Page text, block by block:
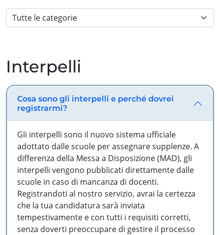
Interpelli
Cosa sono gli interpelli e perché dovrei
registrarmi?
Gli interpelli sono il nuovo sistema ufficiale
adottato dalle scuole per assegnare supplenze. A
differenza della Messa a Disposizione (MAD), gli
interpelli vengono pubblicati direttamente dalle
scuole in caso di mancanza di docenti.
Registrandoti al nostro servizio, avrai la certezza
che la tua candidatura sarà inviata
tempestivamente e con tutti i requisiti corretti,
senza doverti preoccupare di gestire il processo